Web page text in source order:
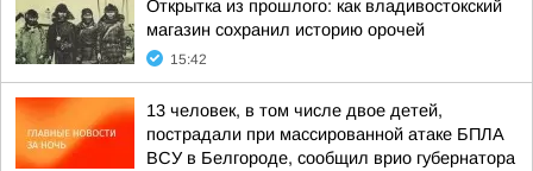
Открытка из прошлого: как владивостокский
магазин сохранил историю орочей
15:42
13 человек, в том числе двое детей,
пострадали при массированной атаке БПЛА
ВСУ в Белгороде, сообщил врио губернатора